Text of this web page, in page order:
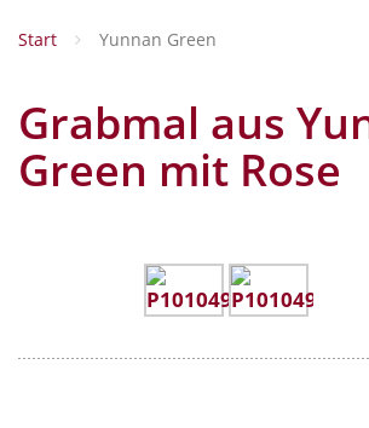
Start Yunnan Green
Grabmal aus
Green mit Rose